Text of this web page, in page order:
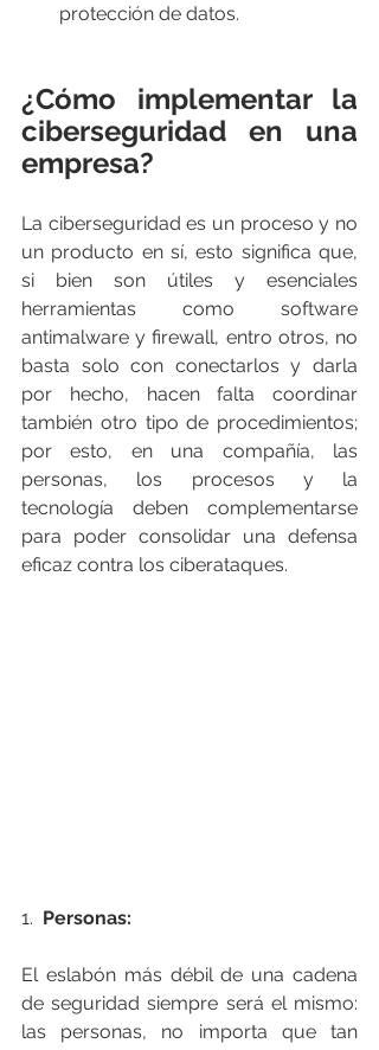
protección de datos.
¿Cómo implementar la
ciberseguridad en una
empresa?
La ciberseguridad es un proceso y no
un producto en sí, esto significa que,
si bien son útiles y esenciales
herramientas como software
antimalware y firewall, entro otros, no
basta solo con conectarlos y darla
por hecho, hacen falta coordinar
también otro tipo de procedimientos;
por esto, en una compañía, las
personas, los procesos y la
tecnología deben complementarse
para poder consolidar una defensa
eficaz contra los ciberataques.
1.
  Personas:
El eslabón más débil de una cadena
de seguridad siempre será el mismo:
las personas, no importa que tan